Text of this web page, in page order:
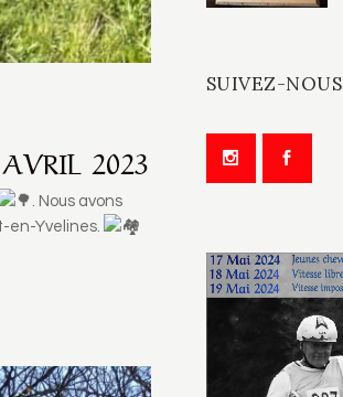
2023
. Nous avons
en-Yvelines.
SUIVEZ-NOUS